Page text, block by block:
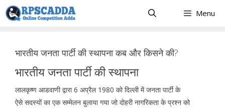
Skip
to
Menu
भारतीय जनता पार्टी की स्थापना कब और किसने की?
भारतीय जनता पार्टी की स्थापना
लालकृष्ण आडवाणी द्वारा 6 अप्रैल 1980 को दिल्ली में जनता पार्टी के
ऐसे सदस्यों का एक सम्मेलन बुलाया गया जो दोहरी नागरिकता के प्रश्न को